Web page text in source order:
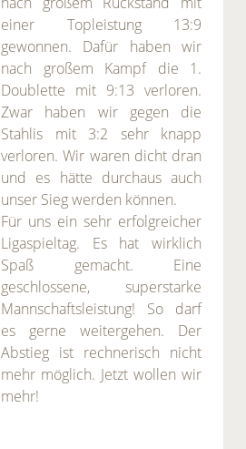
einer Topleistung 13:9
gewonnen. Dafür haben wir
nach großem Kampf die 1.
Doublette mit 9:13 verloren.
Zwar haben wir gegen die
Stahlis mit 3:2 sehr knapp
verloren. Wir waren dicht dran
und es hätte durchaus auch
unser Sieg werden können.
Für uns ein sehr erfolgreicher
Ligaspieltag. Es hat wirklich
Spaß gemacht. Eine
geschlossene, superstarke
Mannschaftsleistung! So darf
es gerne weitergehen. Der
Abstieg ist rechnerisch nicht
mehr möglich. Jetzt wollen wir
mehr!